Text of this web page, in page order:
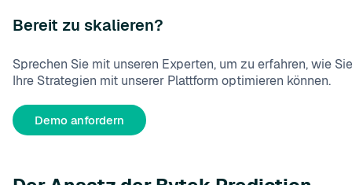
Bereit zu skalieren?
Sprechen Sie mit unseren Experten, um zu erfahren, wie Sie
Ihre Strategien mit unserer Plattform optimieren können.
Demo anfordern